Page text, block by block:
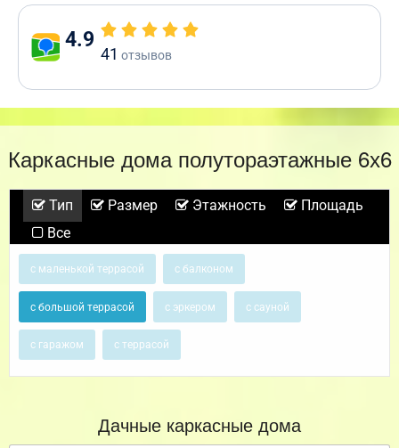
4.9
41 отзывов
Каркасные дома полутораэтажные 6х6
Тип Размер Этажность
Площадь
Все
с маленькой террасой с балконом
с большой террасой с эркером с сауной
с гаражом с террасой
Дачные каркасные дома